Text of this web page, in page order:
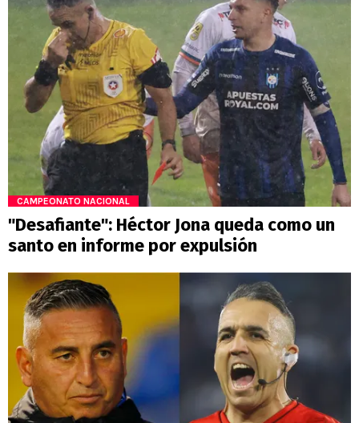
CAMPEONATO NACIONAL
"Desafiante": Héctor Jona queda como un
santo en informe por expulsión